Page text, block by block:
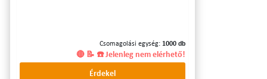
Csomagolási egység: 1000 db
🔴 📝 ☎️ Jelenleg nem elérhető!
Érdekel